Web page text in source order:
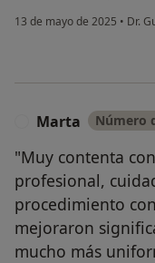
13 de mayo de 2025 • Dr.
Marta Número
"Muy contenta
profesional,
procedimiento
mejoraron
mucho más
¿Alguna
o chatbot
sobre un
psicológico?
Sí, varias